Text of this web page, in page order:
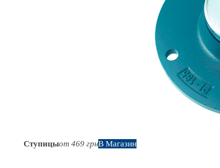
Ступицыот 469 грнВ Магазин